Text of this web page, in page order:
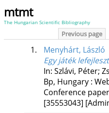
mtmt
The Hungarian Scientific Bibliography
Previous page
1.
Menyhárt, László
Egy játék
In: Szlávi, Péter;
Bp, Hungary :
Conference
[35553043]